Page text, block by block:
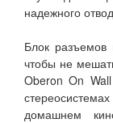
надежного
Блок разъемов
чтобы не
Oberon On
домашнем